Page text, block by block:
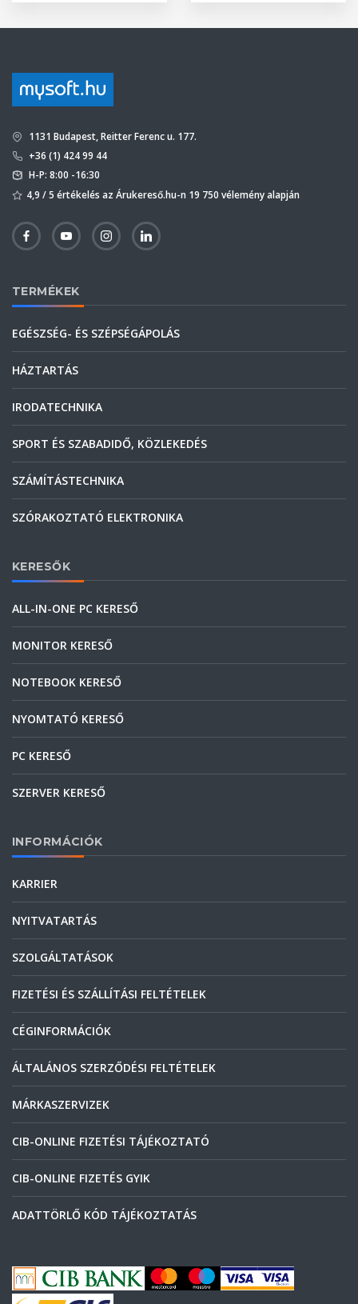
1131 Budapest, Reitter Ferenc u. 177.
+36 (1) 424 99 44
H-P: 8:00 -16:30
4,9 / 5 értékelés az Árukereső.hu-n 19 750 vélemény alapján
TERMÉKEK
EGÉSZSÉG- ÉS SZÉPSÉGÁPOLÁS
HÁZTARTÁS
IRODATECHNIKA
SPORT ÉS SZABADIDŐ, KÖZLEKEDÉS
SZÁMÍTÁSTECHNIKA
SZÓRAKOZTATÓ ELEKTRONIKA
KERESŐK
ALL-IN-ONE PC KERESŐ
MONITOR KERESŐ
NOTEBOOK KERESŐ
NYOMTATÓ KERESŐ
PC KERESŐ
SZERVER KERESŐ
INFORMÁCIÓK
KARRIER
NYITVATARTÁS
SZOLGÁLTATÁSOK
FIZETÉSI ÉS SZÁLLÍTÁSI FELTÉTELEK
CÉGINFORMÁCIÓK
ÁLTALÁNOS SZERZŐDÉSI FELTÉTELEK
MÁRKASZERVIZEK
CIB-ONLINE FIZETÉSI TÁJÉKOZTATÓ
CIB-ONLINE FIZETÉS GYIK
ADATTÖRLŐ KÓD TÁJÉKOZTATÁS